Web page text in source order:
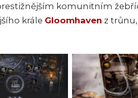
komunitním
krále Gloomhaven z